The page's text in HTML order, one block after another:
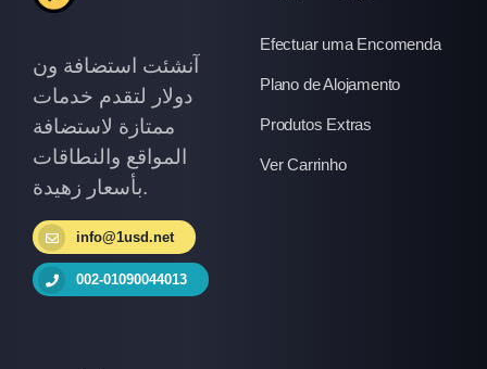
آنشئت استضافة ون
دولار لتقدم خدمات
ممتازة لاستضافة
المواقع والنطاقات
بأسعار زهيدة.
info@1usd.net
002-01090044013
Efectuar uma Encomenda
Plano de Alojamento
Produtos Extras
Ver Carrinho